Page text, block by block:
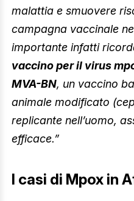
malattia e smuovere
campagna vaccinale
importante infatti
vaccino per il virus
MVA-BN, un vaccino
animale modificato
replicante nell’uomo,
efficace.”
I casi di Mpox in